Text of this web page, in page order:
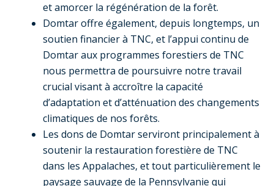
et amorcer la régénération de la forêt.
Domtar offre également, depuis longtemps, un
soutien financier à TNC, et l’appui continu de
Domtar aux programmes forestiers de TNC
nous permettra de poursuivre notre travail
crucial visant à accroître la capacité
d’adaptation et d’atténuation des changements
climatiques de nos forêts.
Les dons de Domtar serviront principalement à
soutenir la restauration forestière de TNC
dans les Appalaches, et tout particulièrement le
paysage sauvage de la Pennsylvanie qui